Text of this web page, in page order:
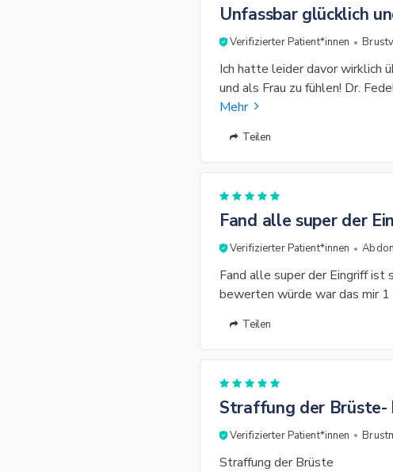
Unfassbar glücklich
Verifizierter Patient*innen
Ich hatte leider davor wirklich
und als Frau zu fühlen! Dr.
Mehr
Teilen
Fand alle super der
Verifizierter Patient*innen
Fand alle super der Eingriff ist
bewerten würde war das mir
Teilen
Straffung der Brüste-
Verifizierter Patient*innen
Straffung der Brüste